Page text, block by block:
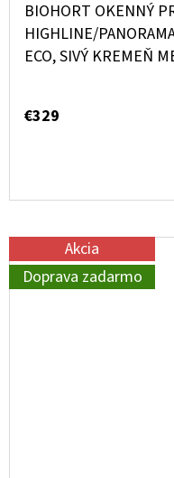
BIOHORT OKENNÝ
HIGHLINE/
ECO, SIVÝ KREMEŇ
€329
Akcia
Doprava zadarmo